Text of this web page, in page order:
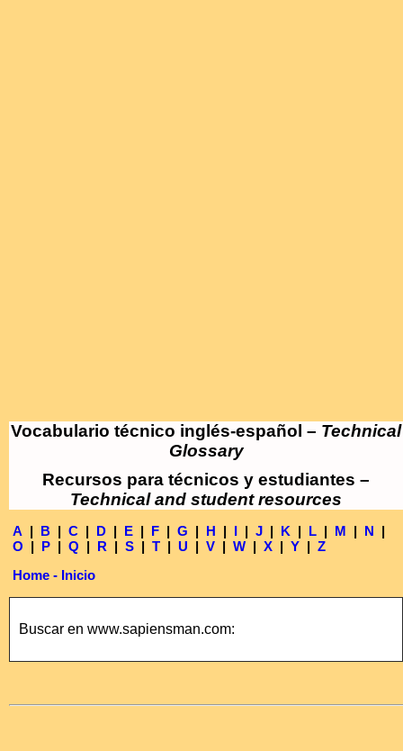
Vocabulario técnico inglés-español – Technical
Glossary
Recursos para técnicos y estudiantes –
Technical and student resources
A | B | C | D | E | F | G | H | I | J | K | L | M | N |
O | P | Q | R | S | T | U | V | W | X | Y | Z
Home - Inicio
Buscar en www.sapiensman.com: